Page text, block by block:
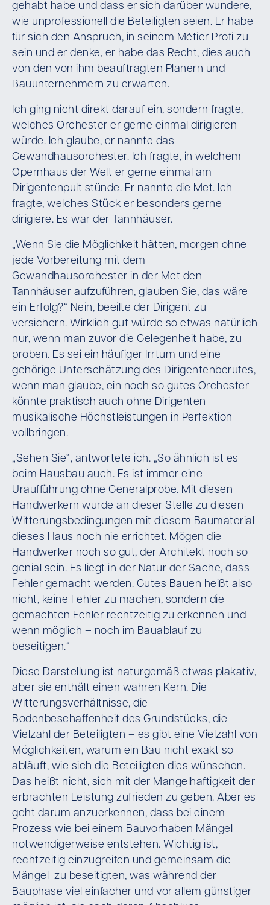
gehabt habe und dass er sich darüber wundere,
wie unprofessionell die Beteiligten seien. Er habe
für sich den Anspruch, in seinem Métier Profi zu
sein und er denke, er habe das Recht, dies auch
von den von ihm beauftragten Planern und
Bauunternehmern zu erwarten.
Ich ging nicht direkt darauf ein, sondern fragte,
welches Orchester er gerne einmal dirigieren
würde. Ich glaube, er nannte das
Gewandhausorchester. Ich fragte, in welchem
Opernhaus der Welt er gerne einmal am
Dirigentenpult stünde. Er nannte die Met. Ich
fragte, welches Stück er besonders gerne
dirigiere. Es war der Tannhäuser.
„Wenn Sie die Möglichkeit hätten, morgen ohne
jede Vorbereitung mit dem
Gewandhausorchester in der Met den
Tannhäuser aufzuführen, glauben Sie, das wäre
ein Erfolg?“ Nein, beeilte der Dirigent zu
versichern. Wirklich gut würde so etwas natürlich
nur, wenn man zuvor die Gelegenheit habe, zu
proben. Es sei ein häufiger Irrtum und eine
gehörige Unterschätzung des Dirigentenberufes,
wenn man glaube, ein noch so gutes Orchester
könnte praktisch auch ohne Dirigenten
musikalische Höchstleistungen in Perfektion
vollbringen.
„Sehen Sie“, antwortete ich. „So ähnlich ist es
beim Hausbau auch. Es ist immer eine
Uraufführung ohne Generalprobe. Mit diesen
Handwerkern wurde an dieser Stelle zu diesen
Witterungsbedingungen mit diesem Baumaterial
dieses Haus noch nie errichtet. Mögen die
Handwerker noch so gut, der Architekt noch so
genial sein. Es liegt in der Natur der Sache, dass
Fehler gemacht werden. Gutes Bauen heißt also
nicht, keine Fehler zu machen, sondern die
gemachten Fehler rechtzeitig zu erkennen und –
wenn möglich – noch im Bauablauf zu
beseitigen.“
Diese Darstellung ist naturgemäß etwas plakativ,
aber sie enthält einen wahren Kern. Die
Witterungsverhältnisse, die
Bodenbeschaffenheit des Grundstücks, die
Vielzahl der Beteiligten – es gibt eine Vielzahl von
Möglichkeiten, warum ein Bau nicht exakt so
abläuft, wie sich die Beteiligten dies wünschen.
Das heißt nicht, sich mit der Mangelhaftigkeit der
erbrachten Leistung zufrieden zu geben. Aber es
geht darum anzuerkennen, dass bei einem
Prozess wie bei einem Bauvorhaben Mängel
notwendigerweise entstehen. Wichtig ist,
rechtzeitig einzugreifen und gemeinsam die
Mängel zu beseitigten, was während der
Bauphase viel einfacher und vor allem günstiger